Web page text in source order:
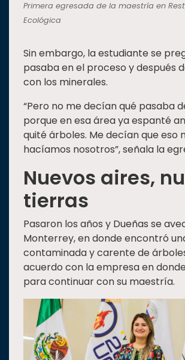
Primera egresada de la maestría en
Ecológica
Sin embargo, la estudiante se
pasaba en el proceso y después
con los minerales.
“Pero no me decían qué pasaba
porque en esa área ya espanté
quité árboles. Me decían que eso
hacíamos nosotros”, señala la
Nuevos aires,
tierras
Pasaron los años y Dueñas se
Monterrey, en donde encontró
contaminada y carente de
acuerdo con la empresa en
para continuar con su maestría.